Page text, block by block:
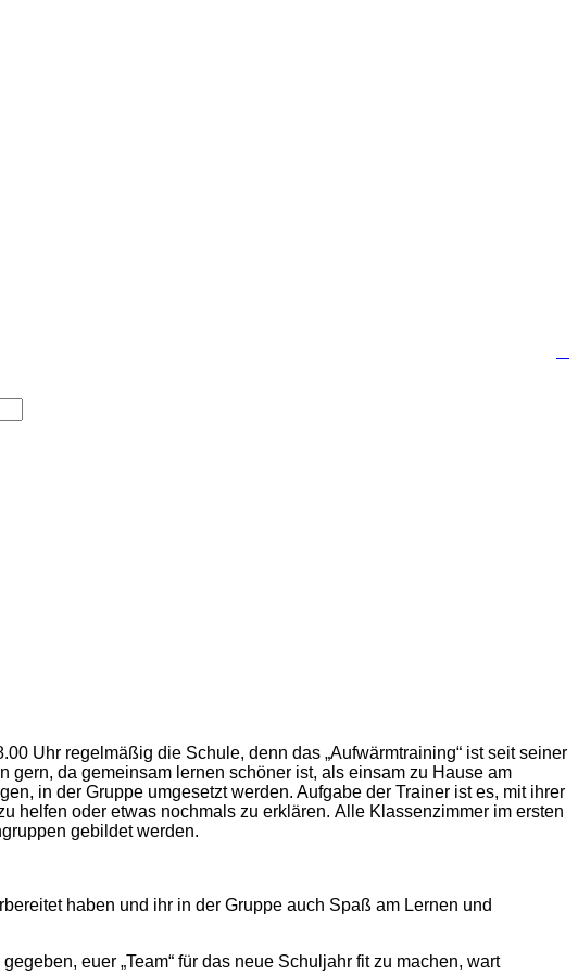
Uhr regelmäßig die Schule, denn das „Aufwärmtraining“ ist seit seiner
da gemeinsam lernen schöner ist, als einsam zu Hause am
in der Gruppe umgesetzt werden. Aufgabe der Trainer ist es, mit ihrer
helfen oder etwas nochmals zu erklären. Alle Klassenzimmer im ersten
gebildet werden.
haben und ihr in der Gruppe auch Spaß am Lernen und
euer „Team“ für das neue Schuljahr fit zu machen, wart